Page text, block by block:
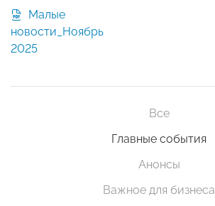
новости_Ноябрь
2025
Все
Главные события
Анонсы
Важное для бизнеса